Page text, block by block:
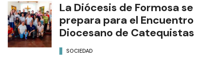
La Diócesis de Formosa se
prepara para el Encuentro
Diocesano de Catequistas
SOCIEDAD